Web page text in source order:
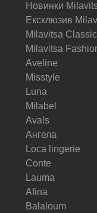
Новинки
Ексклюзив
Milavitsa Classic
Milavitsa
Aveline
Misstyle
Luna
Milabel
Avals
Ангела
Loca lingerie
Conte
Lauma
Afina
Balaloum